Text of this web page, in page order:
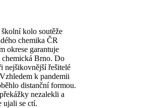
kolo soutěže
chemika ČR
okrese garantuje
chemická Brno. Do
nejšikovnější řešitelé
k pandemii
distanční formou.
nezalekli a
ujali se ctí.